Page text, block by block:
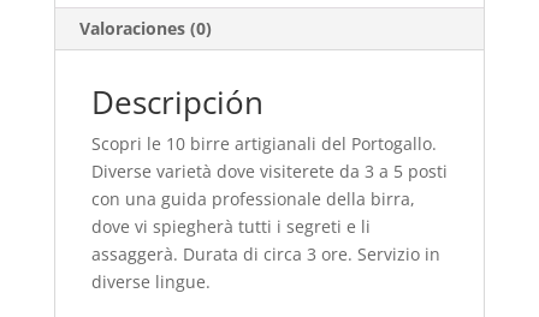
Valoraciones (0)
Descripción
Scopri le 10 birre artigianali del Portogallo.
Diverse varietà dove visiterete da 3 a 5 posti
con una guida professionale della birra,
dove vi spiegherà tutti i segreti e li
assaggerà. Durata di circa 3 ore. Servizio in
diverse lingue.